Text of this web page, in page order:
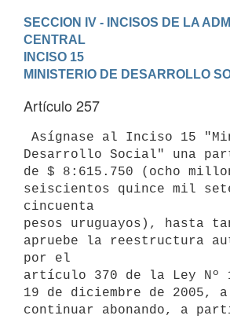
SECCION IV - INCISOS DE LA
CENTRAL
INCISO 15
MINISTERIO DE DESARROLLO
Artículo 257
Desarrollo Social" una
de $ 8:615.750 (ocho
seiscientos quince mil
cincuenta
pesos uruguayos), hasta
apruebe la reestructura
por el
artículo 370 de la Ley Nº
19 de diciembre de 2005,
continuar abonando, a